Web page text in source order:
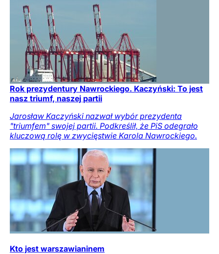
Rok prezydentury Nawrockiego. Kaczyński: To jest
nasz triumf, naszej partii
Jarosław Kaczyński nazwał wybór prezydenta
"triumfem" swojej partii. Podkreślił, że PiS odegrało
kluczową rolę w zwycięstwie Karola Nawrockiego.
Kto jest warszawianinem